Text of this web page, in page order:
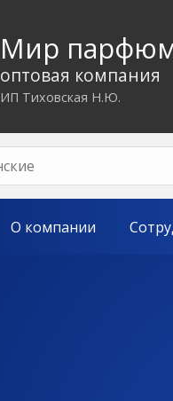
Мир
оптовая компания
ИП Тиховская Н.Ю.
О компании